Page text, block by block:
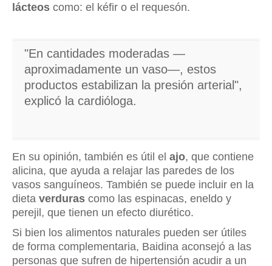
lácteos como: el kéfir o el requesón.
"En cantidades moderadas —
aproximadamente un vaso—, estos
productos estabilizan la presión arterial",
explicó la cardióloga.
En su opinión, también es útil el ajo, que contiene
alicina, que ayuda a relajar las paredes de los
vasos sanguíneos. También se puede incluir en la
dieta verduras como las espinacas, eneldo y
perejil, que tienen un efecto diurético.
Si bien los alimentos naturales pueden ser útiles
de forma complementaria, Baidina aconsejó a las
personas que sufren de hipertensión acudir a un